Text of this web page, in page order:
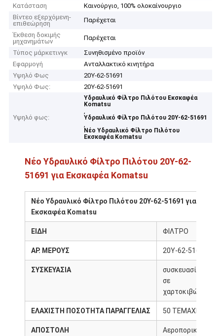
Κατάσταση
Καινούργιο, 100% ολοκαίνουργιο
Βίντεο εξερχόμενη-
επιθεώρηση
Παρέχεται
Έκθεση δοκιμής
μηχανημάτων
Παρέχεται
Τύπος μάρκετινγκ
Συνηθισμένο προϊόν
Εφαρμογή
Ανταλλακτικό κινητήρα
Υψηλό Φως
20Y-62-51691
Υψηλό Φως:
20Y-62-51691
Υψηλό φως:
Υδραυλικό Φίλτρο Πιλότου Εκσκαφέα
Komatsu
,
Υδραυλικό Φίλτρο Πιλότου 20Y-62-51691
,
Νέο Υδραυλικό Φίλτρο Πιλότου
Εκσκαφέα Komatsu
Νέο Υδραυλικό Φίλτρο Πιλότου 20Y-62-
51691 για Εκσκαφέα Komatsu
Νέο Υδραυλικό Φίλτρο Πιλότου 20Y-62-51691 για
Εκσκαφέα Komatsu
ΕΙΔΗ ΦΙΛΤΡΟ
ΑΡ. ΜΕΡΟΥΣ 20Y-62-51691
ΣΥΣΚΕΥΑΣΙΑ
συσκευασία
σε
χαρτοκιβώτιο
ΕΛΑΧΙΣΤΗ ΠΟΣΟΤΗΤΑ ΠΑΡΑΓΓΕΛΙΑΣ 50 ΤΕΜΑΧΙΑ
ΑΠΟΣΤΟΛΗ
Αεροπορικώς,